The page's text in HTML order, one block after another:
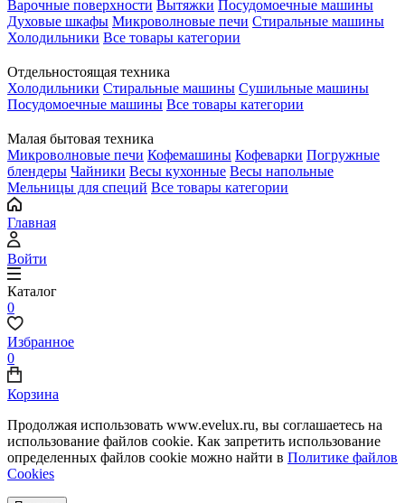
Варочные поверхности Вытяжки Посудомоечные машины
Духовые шкафы Микроволновые печи Стиральные машины
Холодильники Все товары категории
Отдельностоящая техника
Холодильники Стиральные машины Сушильные машины
Посудомоечные машины Все товары категории
Малая бытовая техника
Микроволновые печи Кофемашины Кофеварки Погружные
блендеры Чайники Весы кухонные Весы напольные
Мельницы для специй Все товары категории
Главная
Войти
Каталог
0
Избранное
0
Корзина
Продолжая использовать www.evelux.ru, вы соглашаетесь на
использование файлов cookie. Как запретить использование
определенных файлов cookie можно найти в Политике файлов
Cookies